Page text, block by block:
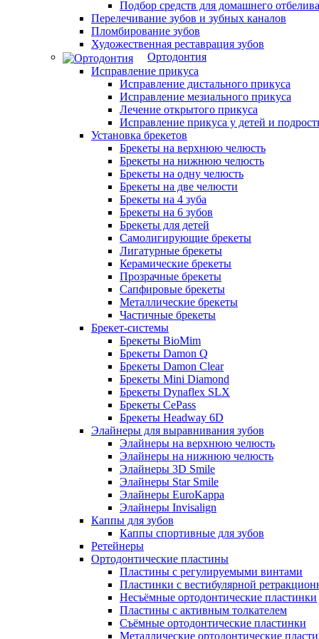
Подбор средств для домашнего
Перелечивание зубов и зубных каналов
Пломбирование зубов
Художественная реставрация зубов
Ортодонтия
Исправление прикуса
Исправление дистального прикуса
Исправление мезиального прикуса
Лечение открытого прикуса
Исправление прикуса у детей и
Установка брекетов
Брекеты на верхнюю челюсть
Брекеты на нижнюю челюсть
Брекеты на одну челюсть
Брекеты на две челюсти
Брекеты на 4 зуба
Брекеты на 6 зубов
Брекеты для детей
Самолигирующие брекеты
Лигатурные брекеты
Керамические брекеты
Прозрачные брекеты
Сапфировые брекеты
Металлические брекеты
Частичные брекеты
Брекет-системы
Брекеты BioMim
Брекеты Damon Q
Брекеты Damon Clear
Брекеты Mini Diamond
Брекеты Dynaflex SLX
Брекеты CePass
Брекеты Headway 6D
Элайнеры для выравнивания зубов
Элайнеры на верхнюю челюсть
Элайнеры на нижнюю челюсть
Элайнеры 3D Smile
Элайнеры Star Smile
Элайнеры EuroKappa
Элайнеры Invisalign
Каппы для зубов
Каппы спортивные для зубов
Ретейнеры
Ортодонтические пластины
Пластины с регулируемыми винтами
Пластинки с вестибулярной
Несъёмные ортодонтические пластинки
Пластины с активным толкателем
Съёмные ортодонтические пластинки
Металлические ортодонтические